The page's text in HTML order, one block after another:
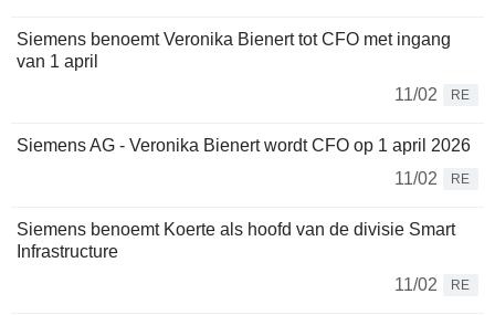
Siemens benoemt Veronika Bienert tot CFO met ingang
van 1 april
11/02
RE
Siemens AG - Veronika Bienert wordt CFO op 1 april 2026
11/02
RE
Siemens benoemt Koerte als hoofd van de divisie Smart
Infrastructure
11/02
RE